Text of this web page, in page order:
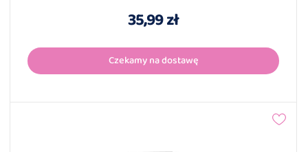
35,99 zł
Czekamy na dostawę